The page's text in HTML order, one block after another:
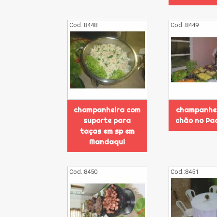
Cod.:8448
champanheira com
suporte para
taças em sp em
Mandaqui
Cod.:8449
chão no
Cod.:8450 Cod.:8451